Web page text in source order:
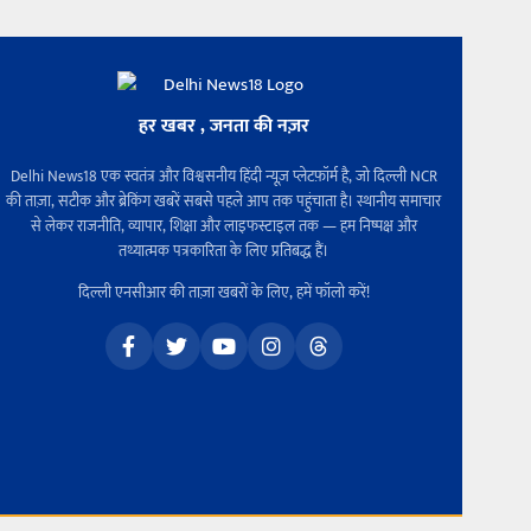
हर खबर , जनता की नज़र
Delhi News18 एक स्वतंत्र और विश्वसनीय हिंदी न्यूज़ प्लेटफ़ॉर्म है, जो दिल्ली NCR
की ताज़ा, सटीक और ब्रेकिंग खबरें सबसे पहले आप तक पहुंचाता है। स्थानीय समाचार
से लेकर राजनीति, व्यापार, शिक्षा और लाइफस्टाइल तक — हम निष्पक्ष और
तथ्यात्मक पत्रकारिता के लिए प्रतिबद्ध हैं।
दिल्ली एनसीआर की ताज़ा खबरों के लिए, हमें फॉलो करें!